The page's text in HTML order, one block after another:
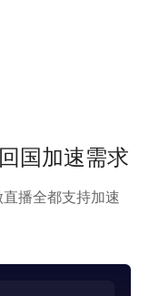
国加速需求
播全都支持加速